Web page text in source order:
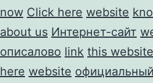
now Click here website
about us Интернет-сайт
описалово link this website
here website